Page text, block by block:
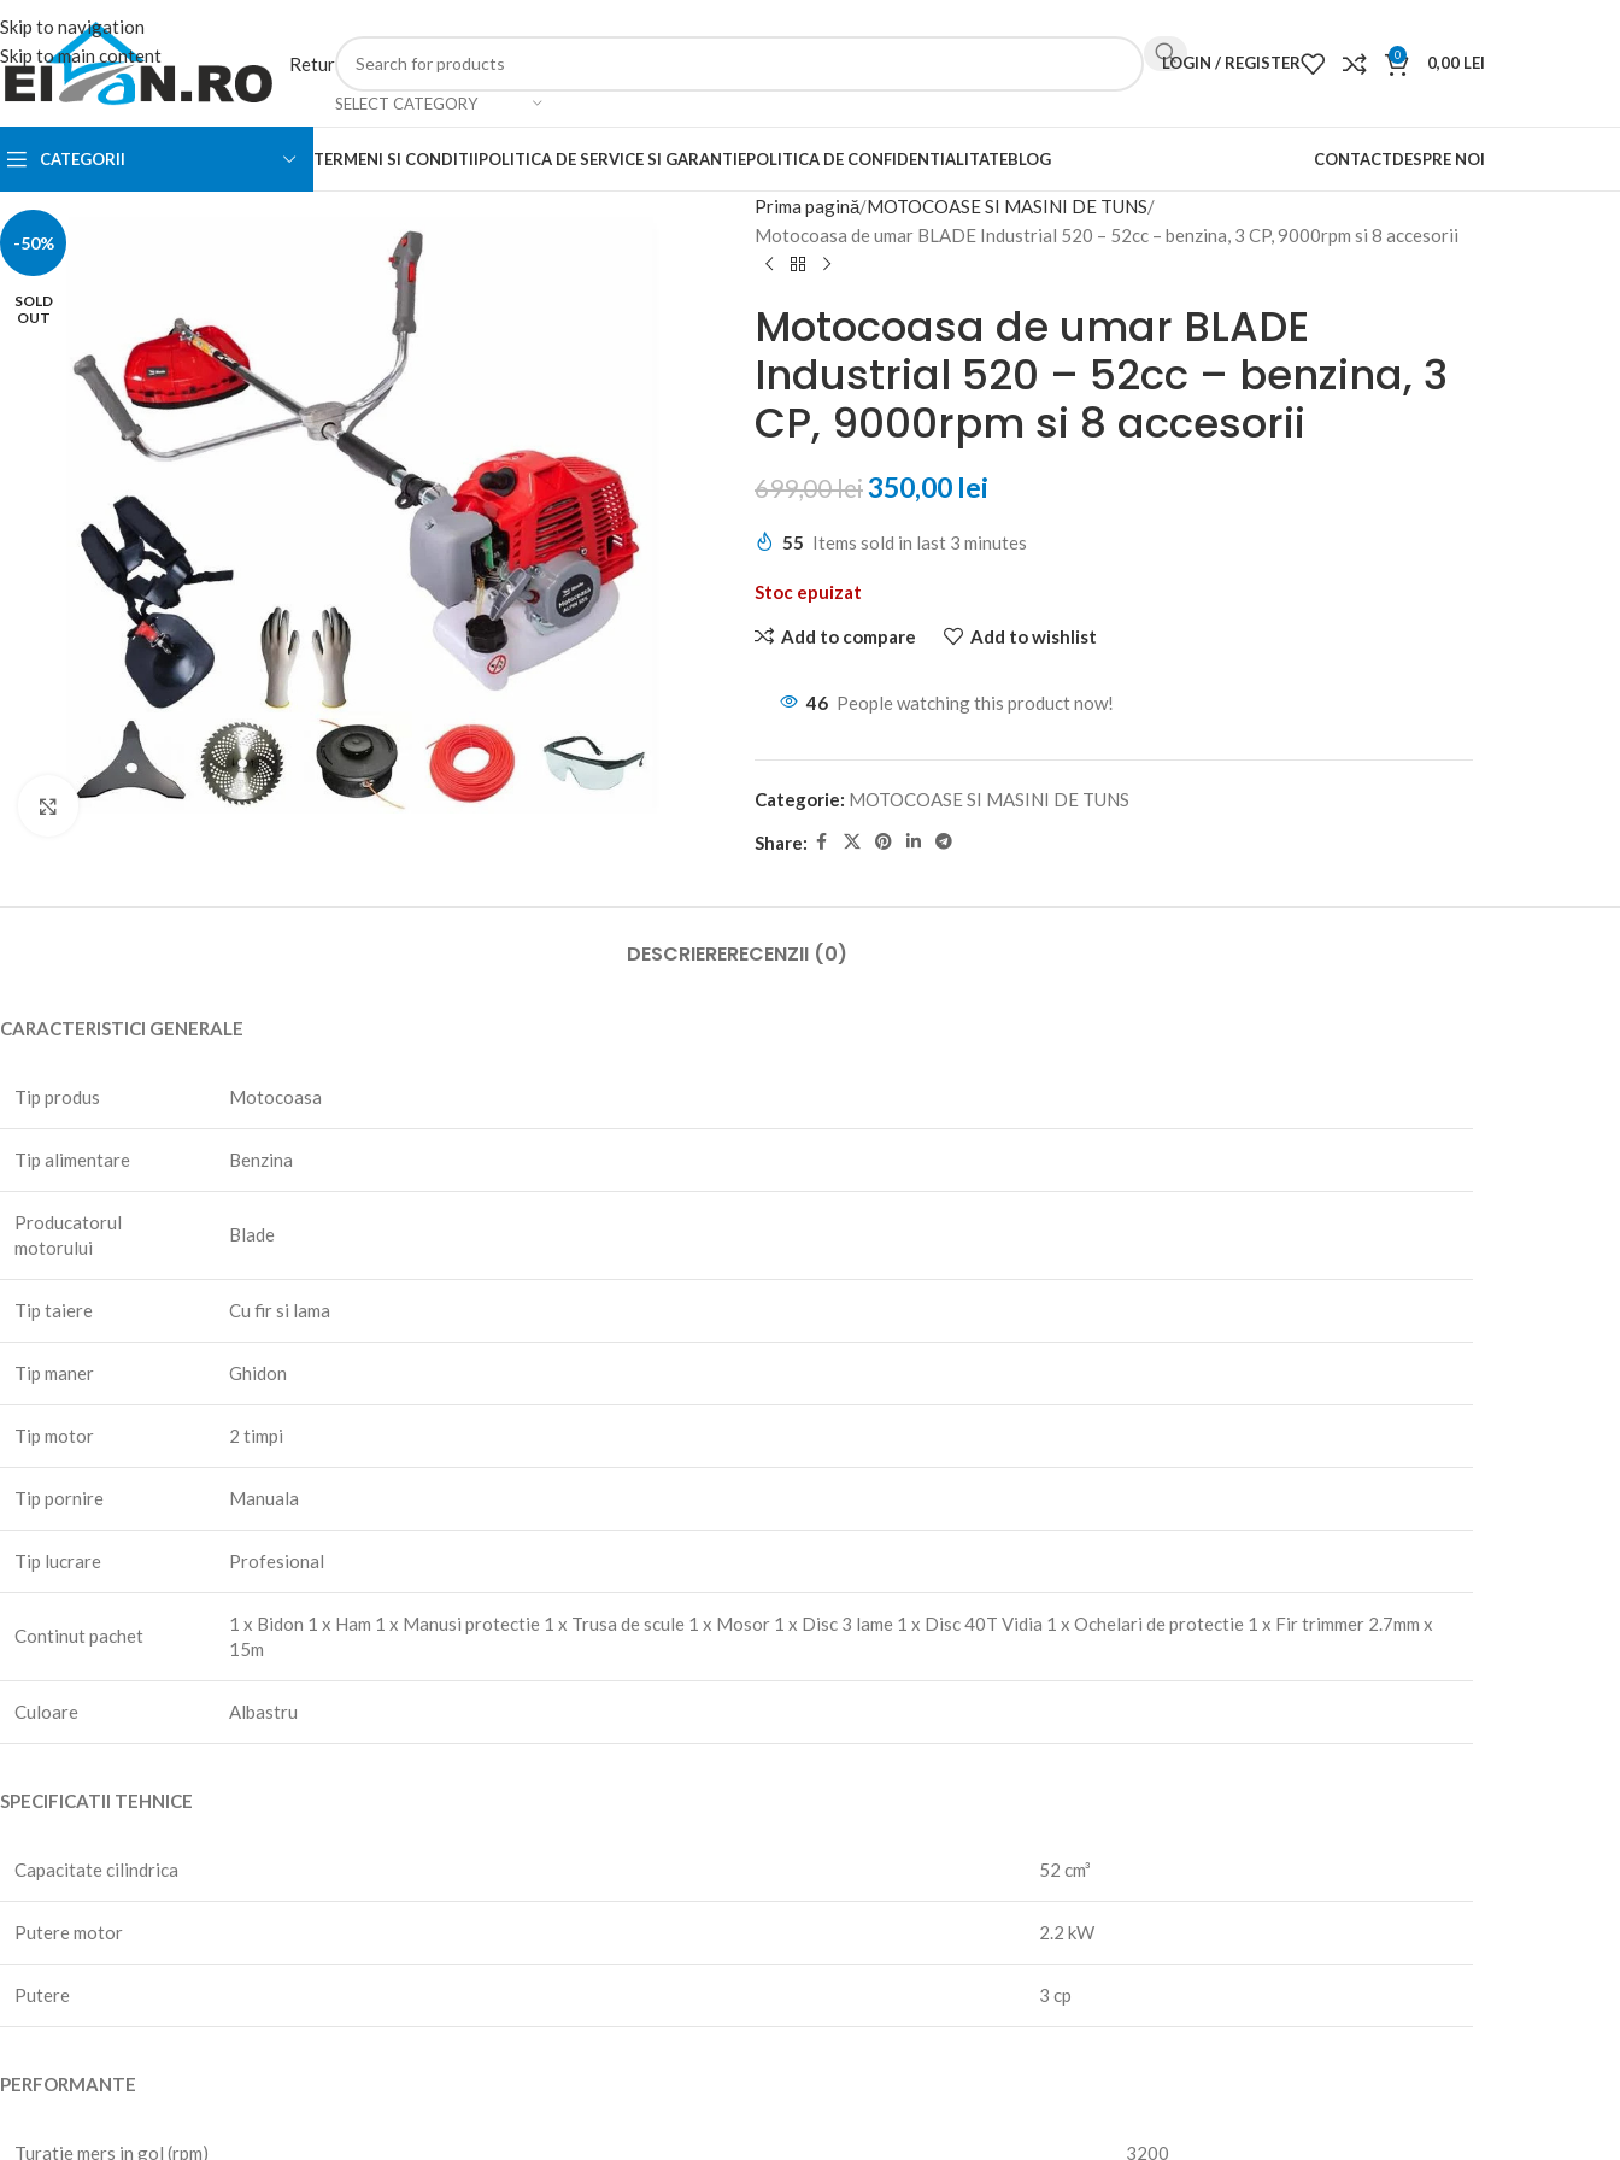
Skip to navigation
Skip to main content
Retur
SELECT CATEGORY
LOGIN / REGISTER 0 0,00 LEI
CATEGORII TERMENI SI CONDITIIPOLITICA DE SERVICE SI GARANTIEPOLITICA DE CONFIDENTIALITATEBLOG CONTACTDESPRE NOI
-50%
SOLD
OUT
Click to enlarge
Prima pagină MOTOCOASE SI MASINI DE TUNS
Motocoasa de umar BLADE Industrial 520 – 52cc – benzina, 3 CP, 9000rpm si 8 accesorii
Motocoasa de umar BLADE
Industrial 520 – 52cc – benzina, 3
CP, 9000rpm si 8 accesorii
699,00lei350,00 lei
55 Items sold in last 3 minutes
Stoc epuizat
Add to compare Add to wishlist
46 People watching this product now!
Categorie: MOTOCOASE SI MASINI DE TUNS
Share:
DESCRIERERECENZII (0)
CARACTERISTICI GENERALE
Tip produs Motocoasa
Tip alimentare Benzina
Producatorul
motorului
Blade
Tip taiere Cu fir si lama
Tip maner Ghidon
Tip motor 2 timpi
Tip pornire Manuala
Tip lucrare Profesional
Continut pachet
1 x Bidon 1 x Ham 1 x Manusi protectie 1 x Trusa de scule 1 x Mosor 1 x Disc 3 lame 1 x Disc 40T Vidia 1 x Ochelari de protectie 1 x Fir trimmer 2.7mm x
15m
Culoare Albastru
SPECIFICATII TEHNICE
Capacitate cilindrica 52 cm³
Putere motor 2.2 kW
Putere 3 cp
PERFORMANTE
Turatie mers in gol (rpm) 3200